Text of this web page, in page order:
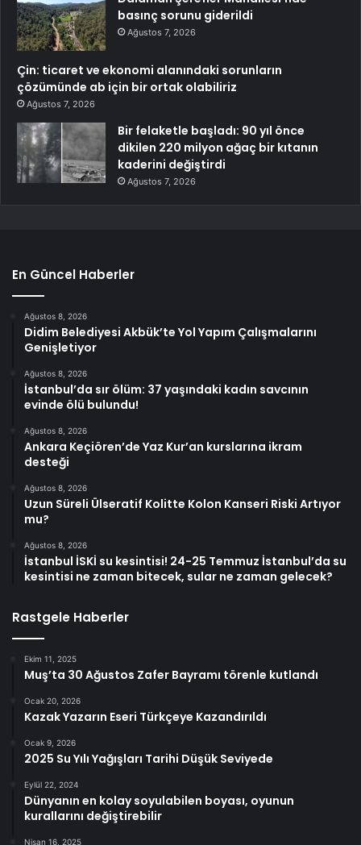
basınç sorunu giderildi
Ağustos 7, 2026
Çin: ticaret ve ekonomi alanındaki sorunların
çözümünde ab için bir ortak olabiliriz
Ağustos 7, 2026
Bir felaketle başladı: 90 yıl önce
dikilen 220 milyon ağaç bir kıtanın
kaderini değiştirdi
Ağustos 7, 2026
En Güncel Haberler
Ağustos 8, 2026
Didim Belediyesi Akbük’te Yol Yapım Çalışmalarını
Genişletiyor
Ağustos 8, 2026
İstanbul’da sır ölüm: 37 yaşındaki kadın savcının
evinde ölü bulundu!
Ağustos 8, 2026
Ankara Keçiören’de Yaz Kur’an kurslarına ikram
desteği
Ağustos 8, 2026
Uzun Süreli Ülseratif Kolitte Kolon Kanseri Riski Artıyor
mu?
Ağustos 8, 2026
İstanbul İSKİ su kesintisi! 24-25 Temmuz İstanbul’da su
kesintisi ne zaman bitecek, sular ne zaman gelecek?
Rastgele Haberler
Ekim 11, 2025
Muş’ta 30 Ağustos Zafer Bayramı törenle kutlandı
Ocak 20, 2026
Kazak Yazarın Eseri Türkçeye Kazandırıldı
Ocak 9, 2026
2025 Su Yılı Yağışları Tarihi Düşük Seviyede
Eylül 22, 2024
Dünyanın en kolay soyulabilen boyası, oyunun
kurallarını değiştirebilir
Nisan 16, 2025